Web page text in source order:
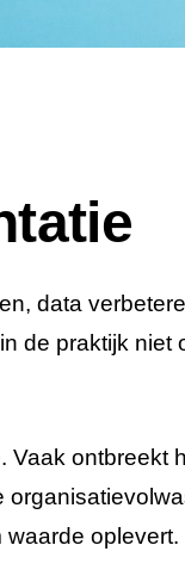
data
de praktijk niet
Vaak ontbreekt
oplevert.